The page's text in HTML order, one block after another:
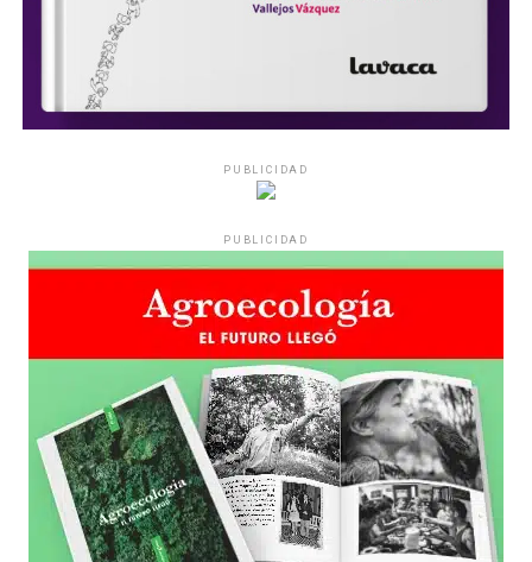
PUBLICIDAD
PUBLICIDAD